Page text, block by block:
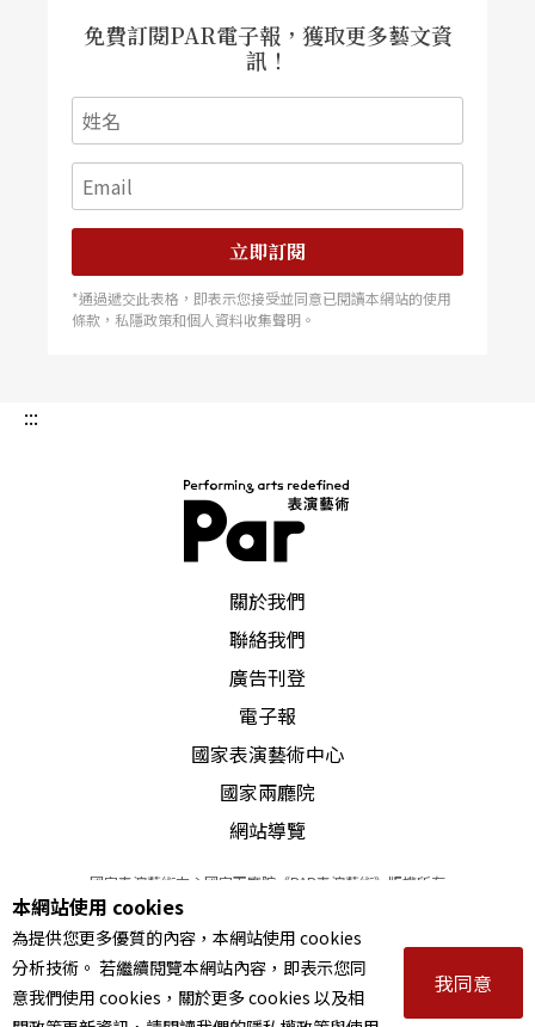
免費訂閱PAR電子報，獲取更多藝文資
訊！
立即訂閱
*通過遞交此表格，即表示您接受並同意已閱讀本網站的使用
條款，私隱政策和個人資料收集聲明。
:::
關於我們
聯絡我們
廣告刊登
電子報
國家表演藝術中心
國家兩廳院
網站導覽
國家表演藝術中心國家兩廳院《PAR表演藝術》版權所有
© 2022Performing arts redefined. All Rights Reserved
統一編號 Tax Id number 00973926
本站所提供相關演出資訊，如有異動應以主辦單位公告為準。
服務條款｜隱私權聲明｜著作權聲明
本網站使用 cookies
為提供您更多優質的內容，本網站使用 cookies
分析技術。 若繼續閱覽本網站內容，即表示您同
意我們使用 cookies，關於更多 cookies 以及相
我同意